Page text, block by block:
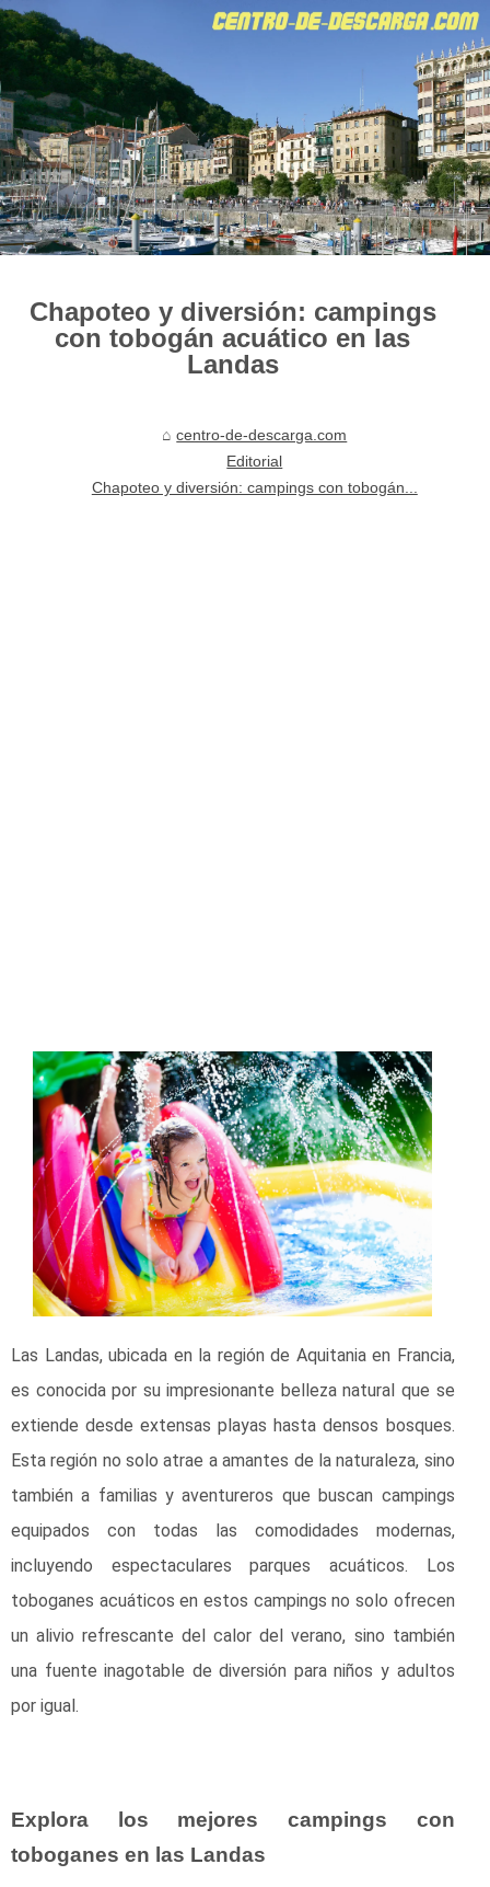
Chapoteo y diversión: campings
con tobogán acuático en las
Landas
centro-de-descarga.com
Editorial
Chapoteo y diversión: campings con tobogán...
Las Landas, ubicada en la región de Aquitania en Francia,
es conocida por su impresionante belleza natural que se
extiende desde extensas playas hasta densos bosques.
Esta región no solo atrae a amantes de la naturaleza, sino
también a familias y aventureros que buscan campings
equipados con todas las comodidades modernas,
incluyendo espectaculares parques acuáticos. Los
toboganes acuáticos en estos campings no solo ofrecen
un alivio refrescante del calor del verano, sino también
una fuente inagotable de diversión para niños y adultos
por igual.
Explora los mejores campings con
toboganes en las Landas